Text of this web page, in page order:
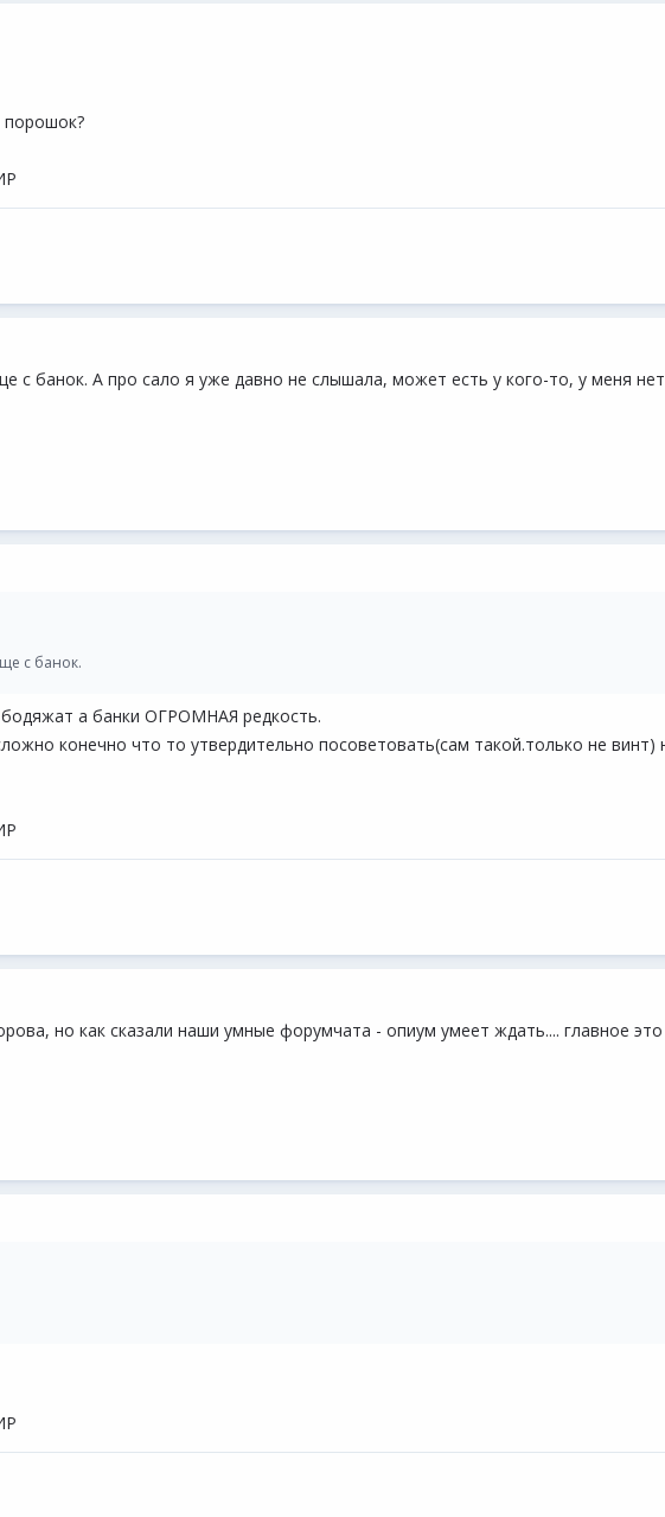
порошок?
с банок. А про сало я уже давно не слышала, может есть у кого-то, у меня
с банок.
а банки ОГРОМНАЯ редкость.
конечно что то утвердительно посоветовать(сам такой.только не
но как сказали наши умные форумчата - опиум умеет ждать.... главное это